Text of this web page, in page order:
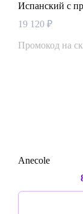
Испанский с
19 120 ₽
Промокод на
Anecole